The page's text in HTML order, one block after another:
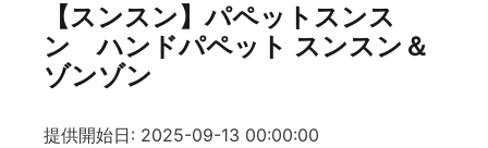
【スンスン】パペットスンス
ン ハンドパペット スンスン＆
ゾンゾン
提供開始日: 2025-09-13 00:00:00